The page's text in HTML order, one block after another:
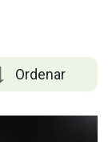
Ordenar